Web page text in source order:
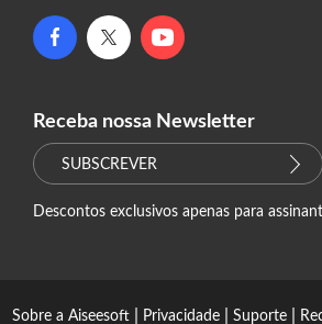
Receba nossa Newsletter
SUBSCREVER
Descontos exclusivos apenas para
Sobre a Aiseesoft| Privacidade| Suporte|